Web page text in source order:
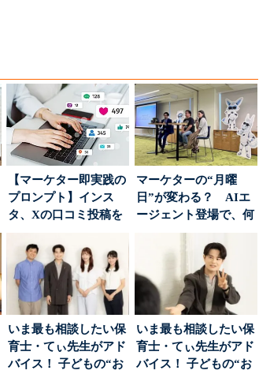
【マーケター即実践の
プロンプト】インス
タ、Xの口コミ投稿を
す...
マーケターの“月曜
日”が変わる？ AIエ
ージェント登場で、何
が起きるか
いま最も相談したい保
育士・てぃ先生がアド
バイス！ 子どもの“お
いま最も相談したい保
育士・てぃ先生がアド
バイス！ 子どもの“お